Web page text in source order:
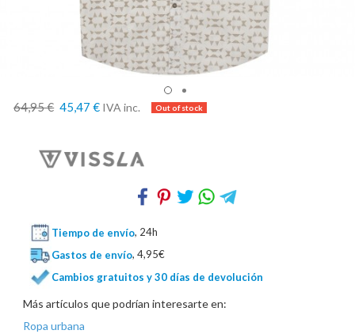
64,95 € 45,47 € IVA inc.
Tiempo de envío, 24h
Gastos de envío, 4,95€
Cambios gratuitos y 30 días de devolución
Más artículos que podrían interesarte en:
Ropa urbana